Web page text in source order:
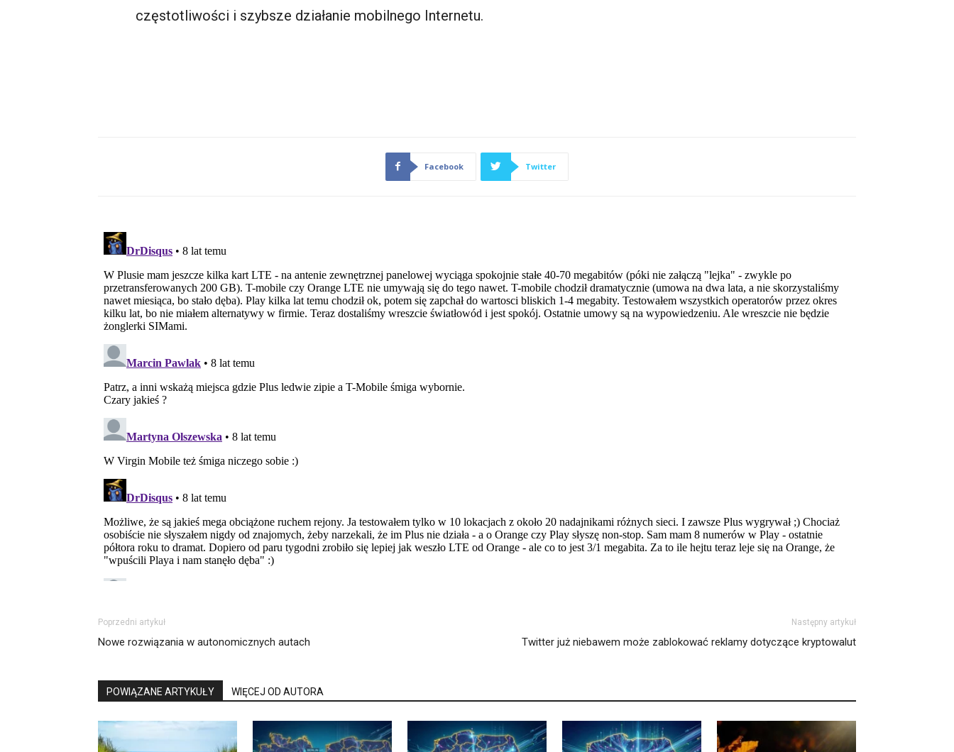
częstotliwości i szybsze działanie mobilnego Internetu.
Facebook Twitter
Poprzedni artykuł
Nowe rozwiązania w autonomicznych autach
Następny artykuł
Twitter już niebawem może zablokować reklamy dotyczące kryptowalut
POWIĄZANE ARTYKUŁY WIĘCEJ OD AUTORA